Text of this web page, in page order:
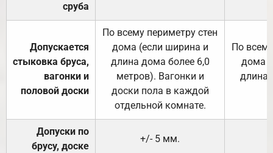
сруба
Допускается
стыковка бруса,
вагонки и
половой доски
По всему периметру стен
дома (если ширина и
длина дома более 6,0
метров). Вагонки и
доски пола в каждой
отдельной комнате.
По
дома
длина
Допуски по
брусу, доске
+/- 5 мм.